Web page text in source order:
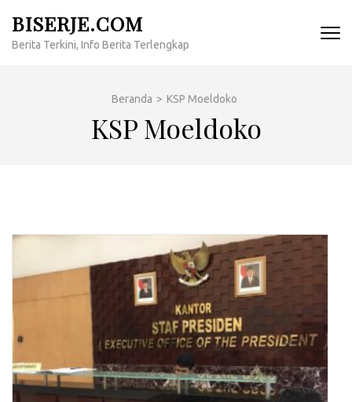
konten
BISERJE.COM
Berita Terkini, Info Berita Terlengkap
Beranda > KSP Moeldoko
KSP Moeldoko